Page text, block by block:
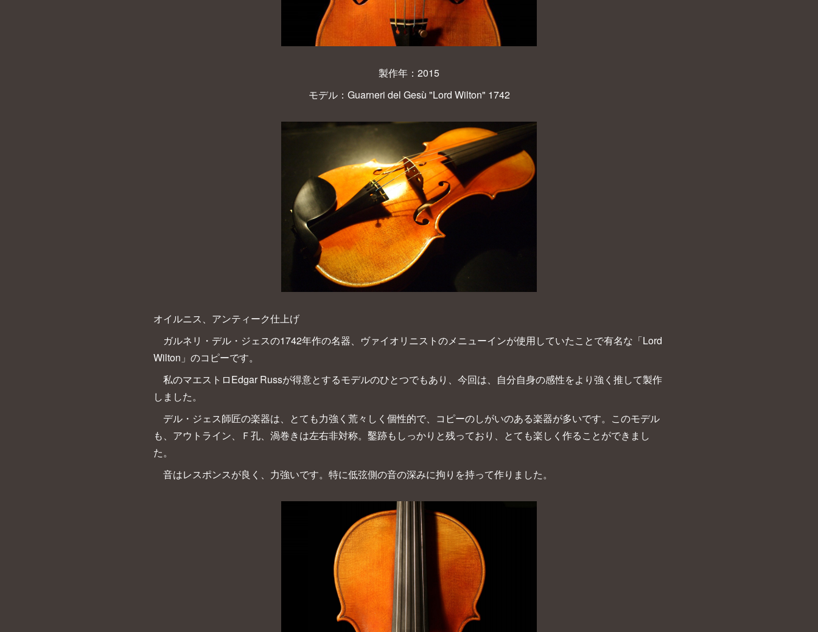
製作年：2015
モデル：Guarneri del Gesù "Lord Wilton" 1742
オイルニス、アンティーク仕上げ
ガルネリ・デル・ジェスの1742年作の名器、ヴァイオリニストのメニューインが使用していたことで有名な「Lord
Wilton」のコピーです。
私のマエストロEdgar Russが得意とするモデルのひとつでもあり、今回は、自分自身の感性をより強く推して製作
しました。
デル・ジェス師匠の楽器は、とても力強く荒々しく個性的で、コピーのしがいのある楽器が多いです。このモデル
も、アウトライン、Ｆ孔、渦巻きは左右非対称。鑿跡もしっかりと残っており、とても楽しく作ることができまし
た。
音はレスポンスが良く、力強いです。特に低弦側の音の深みに拘りを持って作りました。